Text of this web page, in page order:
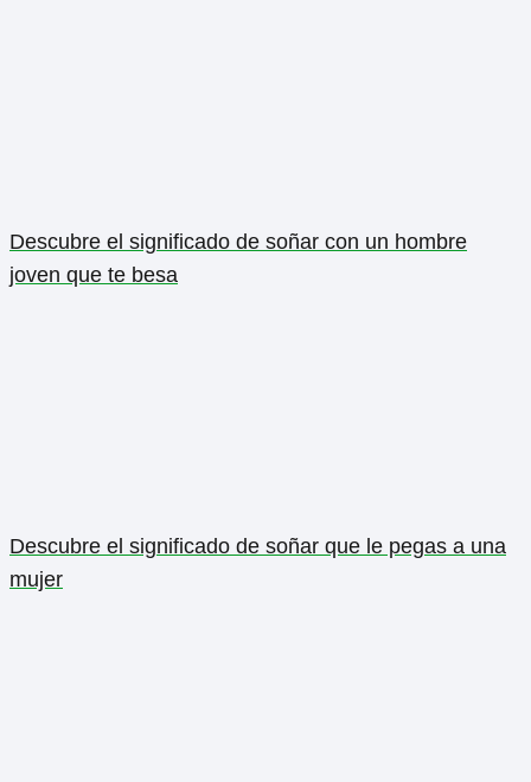
Descubre el significado de soñar con un hombre
joven que te besa
Descubre el significado de soñar que le pegas a una
mujer